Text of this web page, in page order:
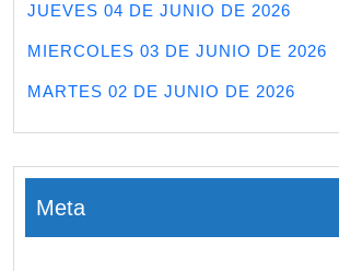
JUEVES 04 DE JUNIO DE 2026
MIERCOLES 03 DE JUNIO DE 2026
MARTES 02 DE JUNIO DE 2026
Meta